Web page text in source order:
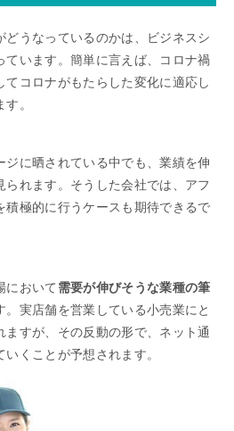
どうなっているのかは、ビジネスシ
ています。簡単に言えば、コロナ禍
てコロナがもたらした変化に適応し
。
ジに晒されている中でも、業績を伸
られます。そうした会社では、アフ
積極的に行うケースも期待できるで
において 需要が伸びそうな業種の筆
。実店舗を営業している小売業にと
ますが、その反動の形で、ネット通
くことが予想されます。